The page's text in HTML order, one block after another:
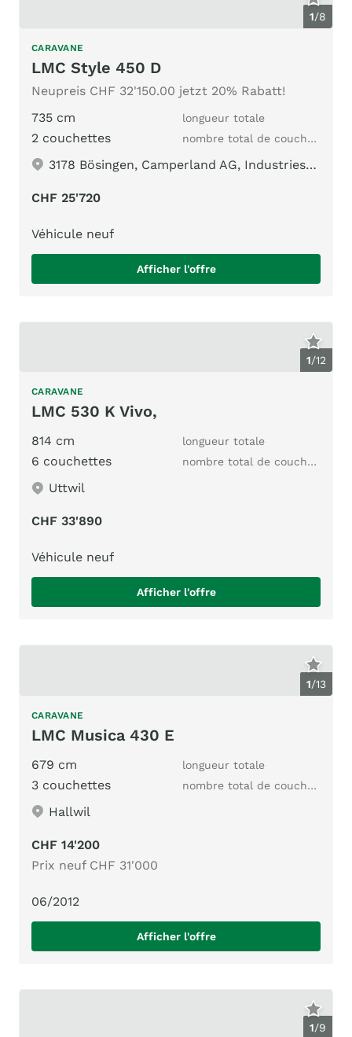
1/8
CARAVANE
LMC Style 450 D
Neupreis CHF 32'150.00 jetzt 20% Rabatt!
735 cm
longueur totale
2 couchettes nombre total de couchages
3178 Bösingen, Camperland AG, Industriestrasse 190
CHF 25'720
Véhicule neuf
Afficher l'offre
1/12
CARAVANE
LMC 530 K Vivo,
814 cm longueur totale
6 couchettes nombre total de couchages
Uttwil
CHF 33'890
Véhicule neuf
Afficher l'offre
1/13
CARAVANE
LMC Musica 430 E
679 cm longueur totale
3 couchettes nombre total de couchages
Hallwil
CHF 14'200
Prix neuf CHF 31'000
06/2012
Afficher l'offre
1/9